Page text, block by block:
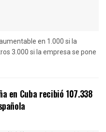
en 1.000 si la
3.000 si la empresa se pone
en Cuba recibió 107.338